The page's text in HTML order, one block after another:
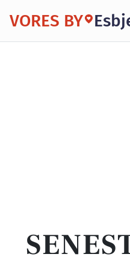
VORES BY